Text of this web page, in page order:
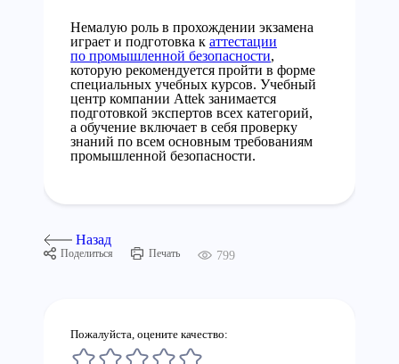
Немалую роль в прохождении экзамена
играет и подготовка к аттестации
по промышленной безопасности,
которую рекомендуется пройти в форме
специальных учебных курсов. Учебный
центр компании Attek занимается
подготовкой экспертов всех категорий,
а обучение включает в себя проверку
знаний по всем основным требованиям
промышленной безопасности.
Назад
Поделиться Печать 799
Пожалуйста, оцените качество: